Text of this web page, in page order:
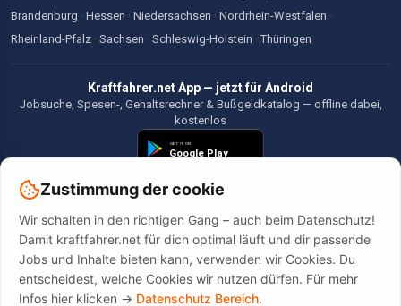
Brandenburg · Hessen · Niedersachsen · Nordrhein-Westfalen ·
Rheinland-Pfalz · Sachsen · Schleswig-Holstein · Thüringen
Kraftfahrer.net App — jetzt für Android
Jobsuche, Spesen-, Gehaltsrechner & Bußgeldkatalog — offline dabei,
kostenlos
©2026 Kraftfahrer.net. Alle Rechte vorbehalten.
Zustimmung der cookie
Wir schalten in den richtigen Gang – auch beim Datenschutz!
Damit kraftfahrer.net für dich optimal läuft und dir passende
Jobs und Inhalte bieten kann, verwenden wir Cookies. Du
entscheidest, welche Cookies wir nutzen dürfen. Für mehr
Infos hier klicken -> Datenschutz Bereich.